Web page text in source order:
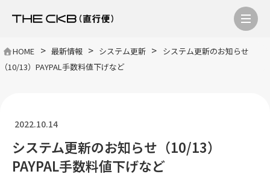
HOME > 最新情報 > システム更新 > システム更新のお知らせ
（10/13）PAYPAL手数料値下げなど
2022.10.14
システム更新のお知らせ（10/13）
PAYPAL手数料値下げなど